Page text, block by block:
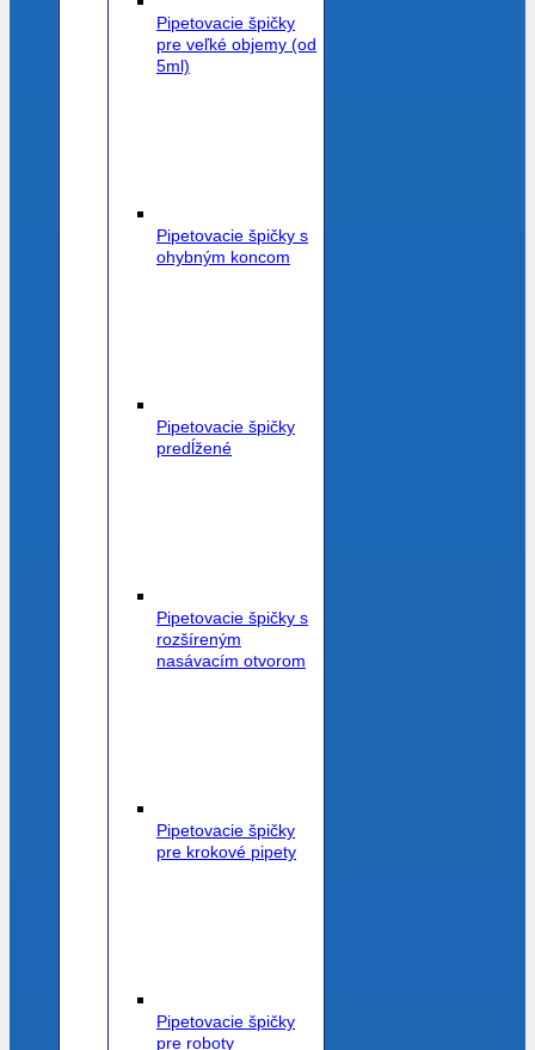
Pipetovacie špičky
pre veľké objemy (od
5ml)
Pipetovacie špičky s
ohybným koncom
Pipetovacie špičky
predĺžené
Pipetovacie špičky s
rozšíreným
nasávacím otvorom
Pipetovacie špičky
pre krokové pipety
Pipetovacie špičky
pre roboty